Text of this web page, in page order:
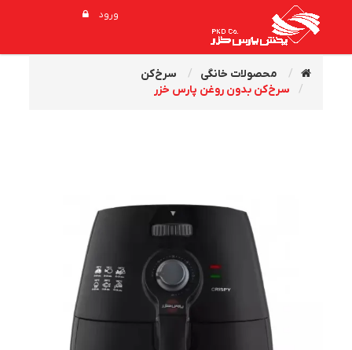
ورود
محصولات خانگی
سرخ‌کن
سرخ‌کن بدون روغن پارس خزر